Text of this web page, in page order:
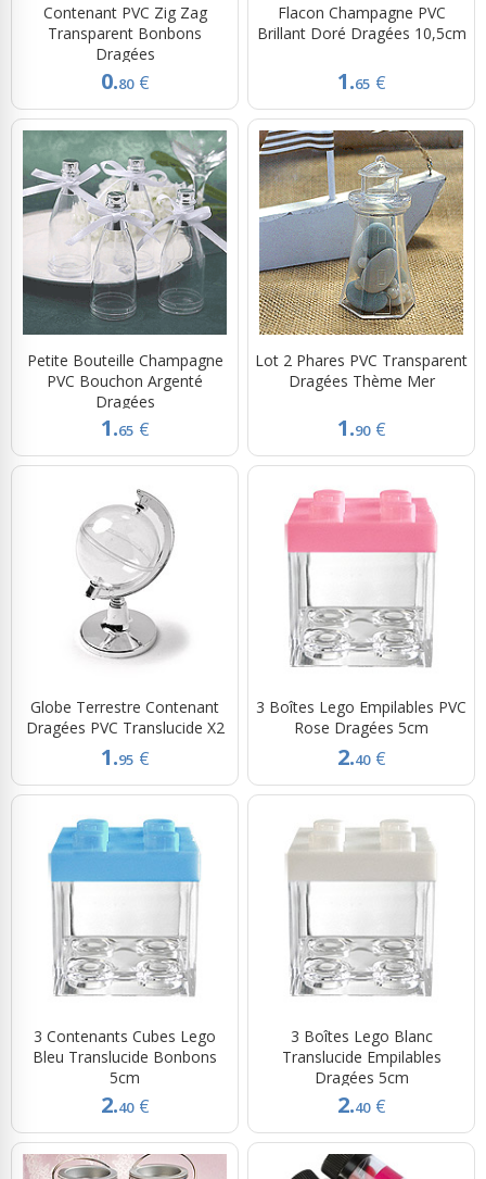
Contenant PVC Zig Zag
Transparent Bonbons
Dragées
0.80 €
Flacon Champagne PVC
Brillant Doré Dragées 10,5cm
1.65 €
Petite Bouteille Champagne
PVC Bouchon Argenté
Dragées
1.65 €
Lot 2 Phares PVC Transparent
Dragées Thème Mer
1.90 €
Globe Terrestre Contenant
Dragées PVC Translucide X2
1.95 €
3 Boîtes Lego Empilables PVC
Rose Dragées 5cm
2.40 €
3 Contenants Cubes Lego
Bleu Translucide Bonbons
5cm
2.40 €
3 Boîtes Lego Blanc
Translucide Empilables
Dragées 5cm
2.40 €